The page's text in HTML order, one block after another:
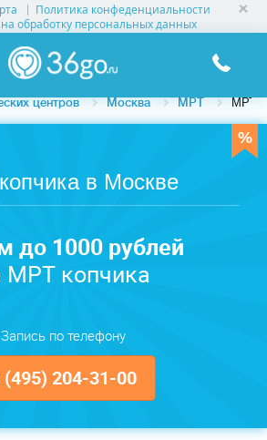
Политика конфеденциальности
обработку персональных данных
центров Москва МРТ МРТ
в Москве
до 1000 рублей
МРТ копчика
Запись по телефону
(495) 204-31-00